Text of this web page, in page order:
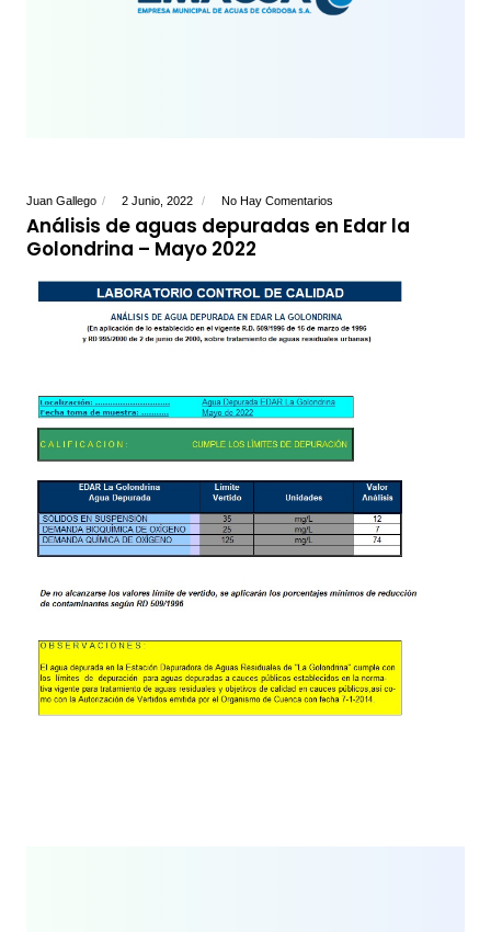
Juan Gallego 2 Junio, 2022 No Hay Comentarios
Análisis de aguas depuradas en Edar la
Golondrina – Mayo 2022